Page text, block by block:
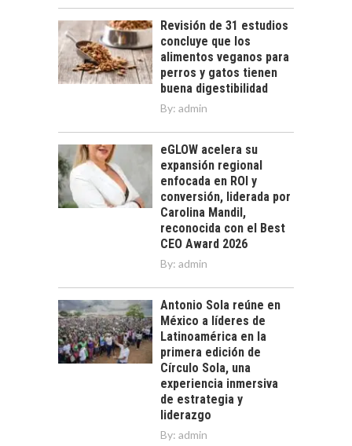
Revisión de 31 estudios
concluye que los
alimentos veganos para
perros y gatos tienen
buena digestibilidad
By: admin
eGLOW acelera su
expansión regional
enfocada en ROI y
conversión, liderada por
Carolina Mandil,
reconocida con el Best
CEO Award 2026
By: admin
Antonio Sola reúne en
México a líderes de
Latinoamérica en la
primera edición de
Círculo Sola, una
experiencia inmersiva
de estrategia y
liderazgo
By: admin